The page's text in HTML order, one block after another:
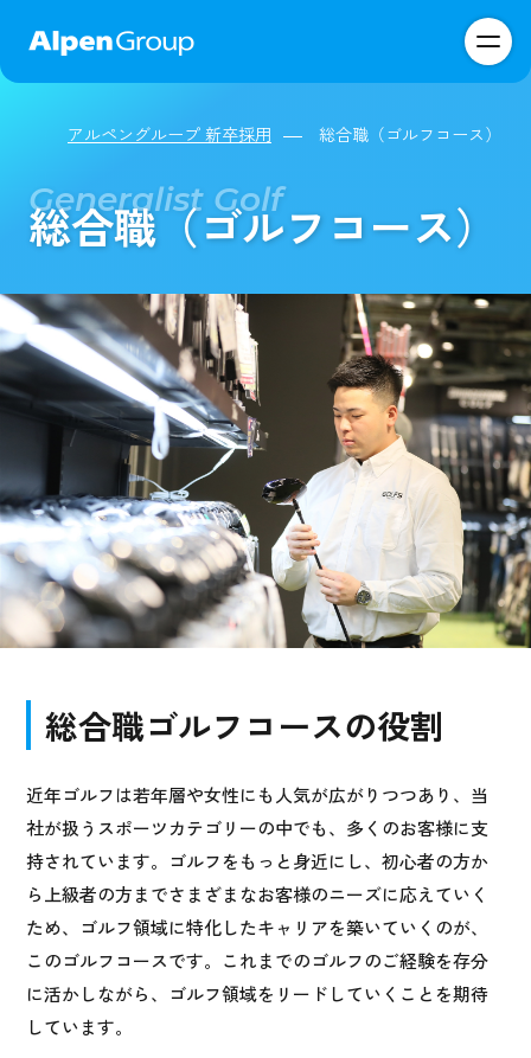
アルペングループ 新卒採用 総合職（ゴルフコース）
総合職（ゴルフコース）
総合職ゴルフコースの役割
近年ゴルフは若年層や女性にも人気が広がりつつあり、当
社が扱うスポーツカテゴリーの中でも、多くのお客様に支
持されています。ゴルフをもっと身近にし、初心者の方か
ら上級者の方までさまざまなお客様のニーズに応えていく
ため、ゴルフ領域に特化したキャリアを築いていくのが、
このゴルフコースです。これまでのゴルフのご経験を存分
に活かしながら、ゴルフ領域をリードしていくことを期待
しています。